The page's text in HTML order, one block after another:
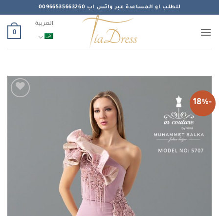
للطلب او المساعدة عبر واتس اب 00966535663260
العربية
0
-18%